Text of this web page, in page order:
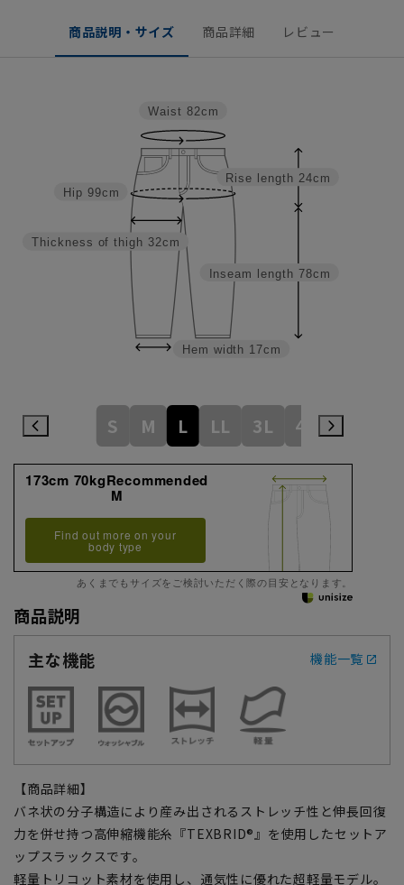
商品説明・サイズ 商品詳細 レビュー
Inseam length 78cm
Rise length 24cm
Hem width 17cm
Thickness of thigh 32cm
Hip 99cm
Waist 82cm
S M L LL 3L 4L
173cm 70kgRecommended
M
Find out more on your
body type
あくまでもサイズをご検討いただく際の目安となります。
商品説明
主な機能
機能一覧
【商品詳細】
バネ状の分子構造により産み出されるストレッチ性と伸長回復
力を併せ持つ高伸縮機能糸『TEXBRID®』を使用したセットア
ップスラックスです。
軽量トリコット素材を使用し、通気性に優れた超軽量モデル。